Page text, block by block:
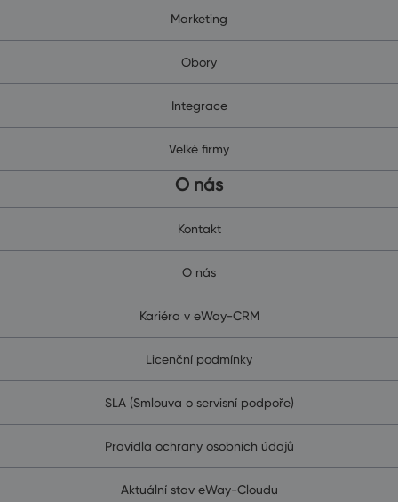
Marketing
Obory
Integrace
Velké firmy
O nás
Kontakt
O nás
Kariéra v eWay-CRM
Licenční podmínky
SLA (Smlouva o servisní podpoře)
Pravidla ochrany osobních údajů
Aktuální stav eWay-Cloudu